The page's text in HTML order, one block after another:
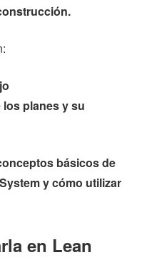
planes y su
básicos de
y cómo utilizar
en Lean